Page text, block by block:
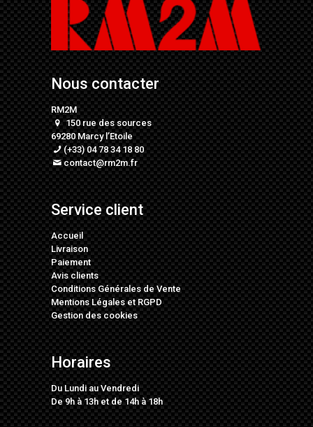
Nous contacter
RM2M
150 rue des sources
69280 Marcy l’Etoile
(+33) 04 78 34 18 80
contact@rm2m.fr
Service client
Accueil
Livraison
Paiement
Avis clients
Conditions Générales de Vente
Mentions LégalesetRGPD
Gestion des cookies
Horaires
Du Lundi au Vendredi
De 9h à 13h et de 14h à 18h